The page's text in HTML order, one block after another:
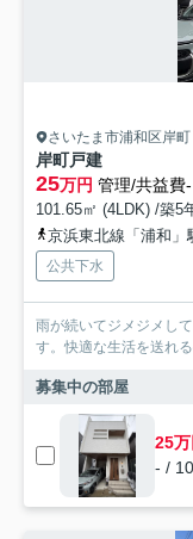
さいたま市浦和区岸町
岸町戸建
25万円 管理/共益費-
101.65㎡ (4LDK) /築5
京浜東北線「浦和」
公共下水
雨が続いてジメジメし
す。快適な生活を送れ
募集中の部屋
25万
- /